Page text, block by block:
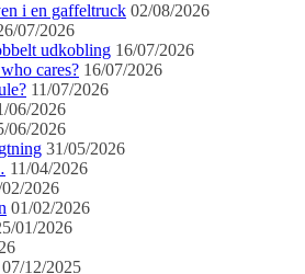
i en gaffeltruck 02/08/2026
07/2026
udkobling 16/07/2026
cares? 16/07/2026
11/07/2026
06/2026
06/2026
31/05/2026
11/04/2026
2026
01/02/2026
01/2026
07/12/2025